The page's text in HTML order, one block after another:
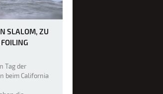
SLALOM, ZU
Tag der
beim California